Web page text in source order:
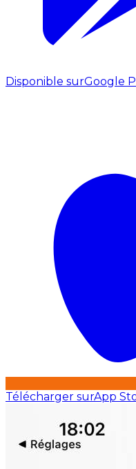
Disponible surGoogle
Télécharger surApp